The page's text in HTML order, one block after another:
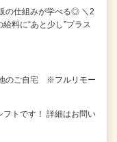
の仕組みが学べる◎ ＼2
料に“あと少し”プラス
のご自宅 ※フルリモー
フトです！ 詳細はお問い